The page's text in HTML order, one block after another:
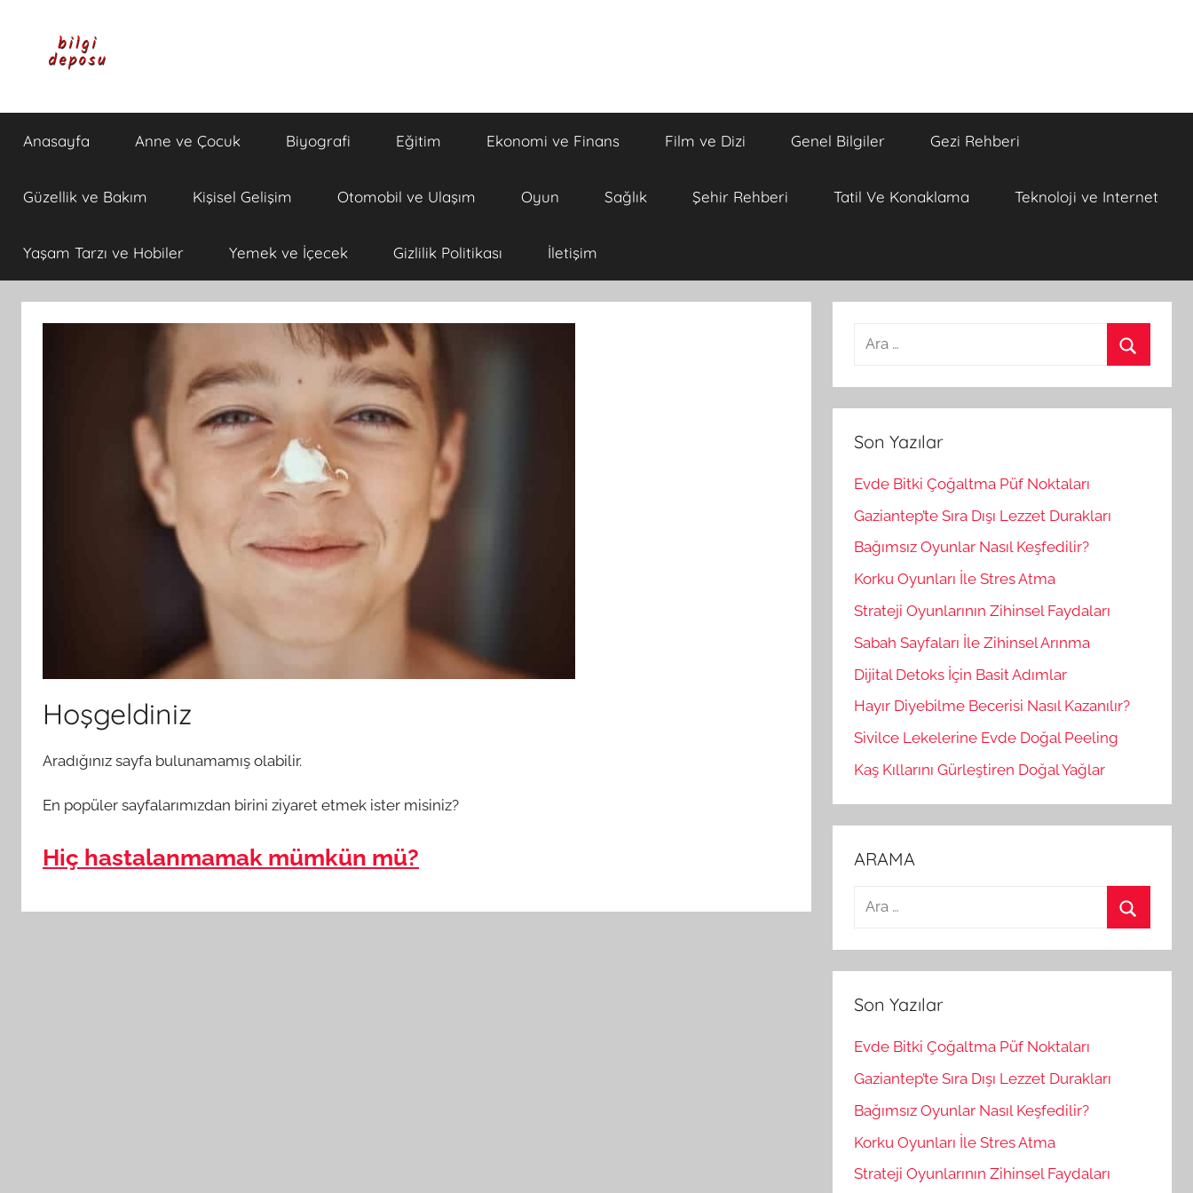
Bilgi
Deposu
Bilgi,
Günlük
Anasayfa Anne ve Çocuk Biyografi Eğitim Ekonomi ve Finans Film ve Dizi Genel Bilgiler Gezi Rehberi
Güzellik ve Bakım Kişisel Gelişim Otomobil ve Ulaşım Oyun Sağlık Şehir Rehberi Tatil Ve Konaklama Teknoloji ve Internet
Yaşam Tarzı ve Hobiler Yemek ve İçecek Gizlilik Politikası İletişim
Hoşgeldiniz
Aradığınız sayfa bulunamamış olabilir.
En popüler sayfalarımızdan birini ziyaret etmek ister misiniz?
Hiç hastalanmamak mümkün mü?
a
m
a
Son Yazılar
Evde Bitki Çoğaltma Püf Noktaları
Gaziantep’te Sıra Dışı Lezzet Durakları
Bağımsız Oyunlar Nasıl Keşfedilir?
Korku Oyunları İle Stres Atma
Strateji Oyunlarının Zihinsel Faydaları
Sabah Sayfaları İle Zihinsel Arınma
Dijital Detoks İçin Basit Adımlar
Hayır Diyebilme Becerisi Nasıl Kazanılır?
Sivilce Lekelerine Evde Doğal Peeling
Kaş Kıllarını Gürleştiren Doğal Yağlar
ARAMA
a
m
a
Son Yazılar
Evde Bitki Çoğaltma Püf Noktaları
Gaziantep’te Sıra Dışı Lezzet Durakları
Bağımsız Oyunlar Nasıl Keşfedilir?
Korku Oyunları İle Stres Atma
Strateji Oyunlarının Zihinsel Faydaları